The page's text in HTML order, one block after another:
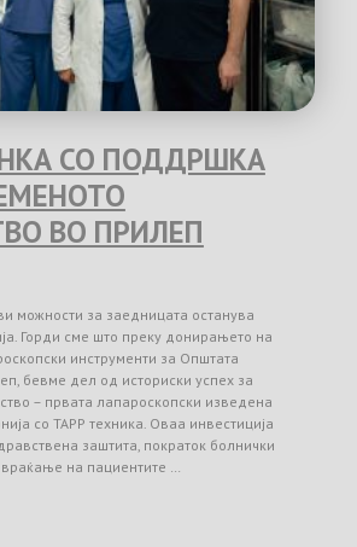
СО ПОДДРШКА
ВО ПРИЛЕП
можности за заедницата останува
Горди сме што преку донирањето на
инструменти за Општата
бевме дел од историски успех за
– првата лапароскопски изведена
со TAPP техника. Оваа инвестиција
заштита, пократок болнички
враќање на пациентите …